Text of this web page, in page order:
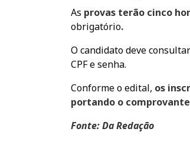
As provas terão cinco
obrigatório.
O candidato deve
CPF e senha.
Conforme o edital, os
portando o
Fonte: Da Redação